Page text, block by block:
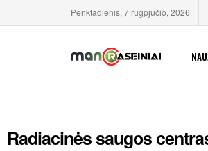
Penktadienis, 7 rugpjūčio, 2026
Radiacinės saugos